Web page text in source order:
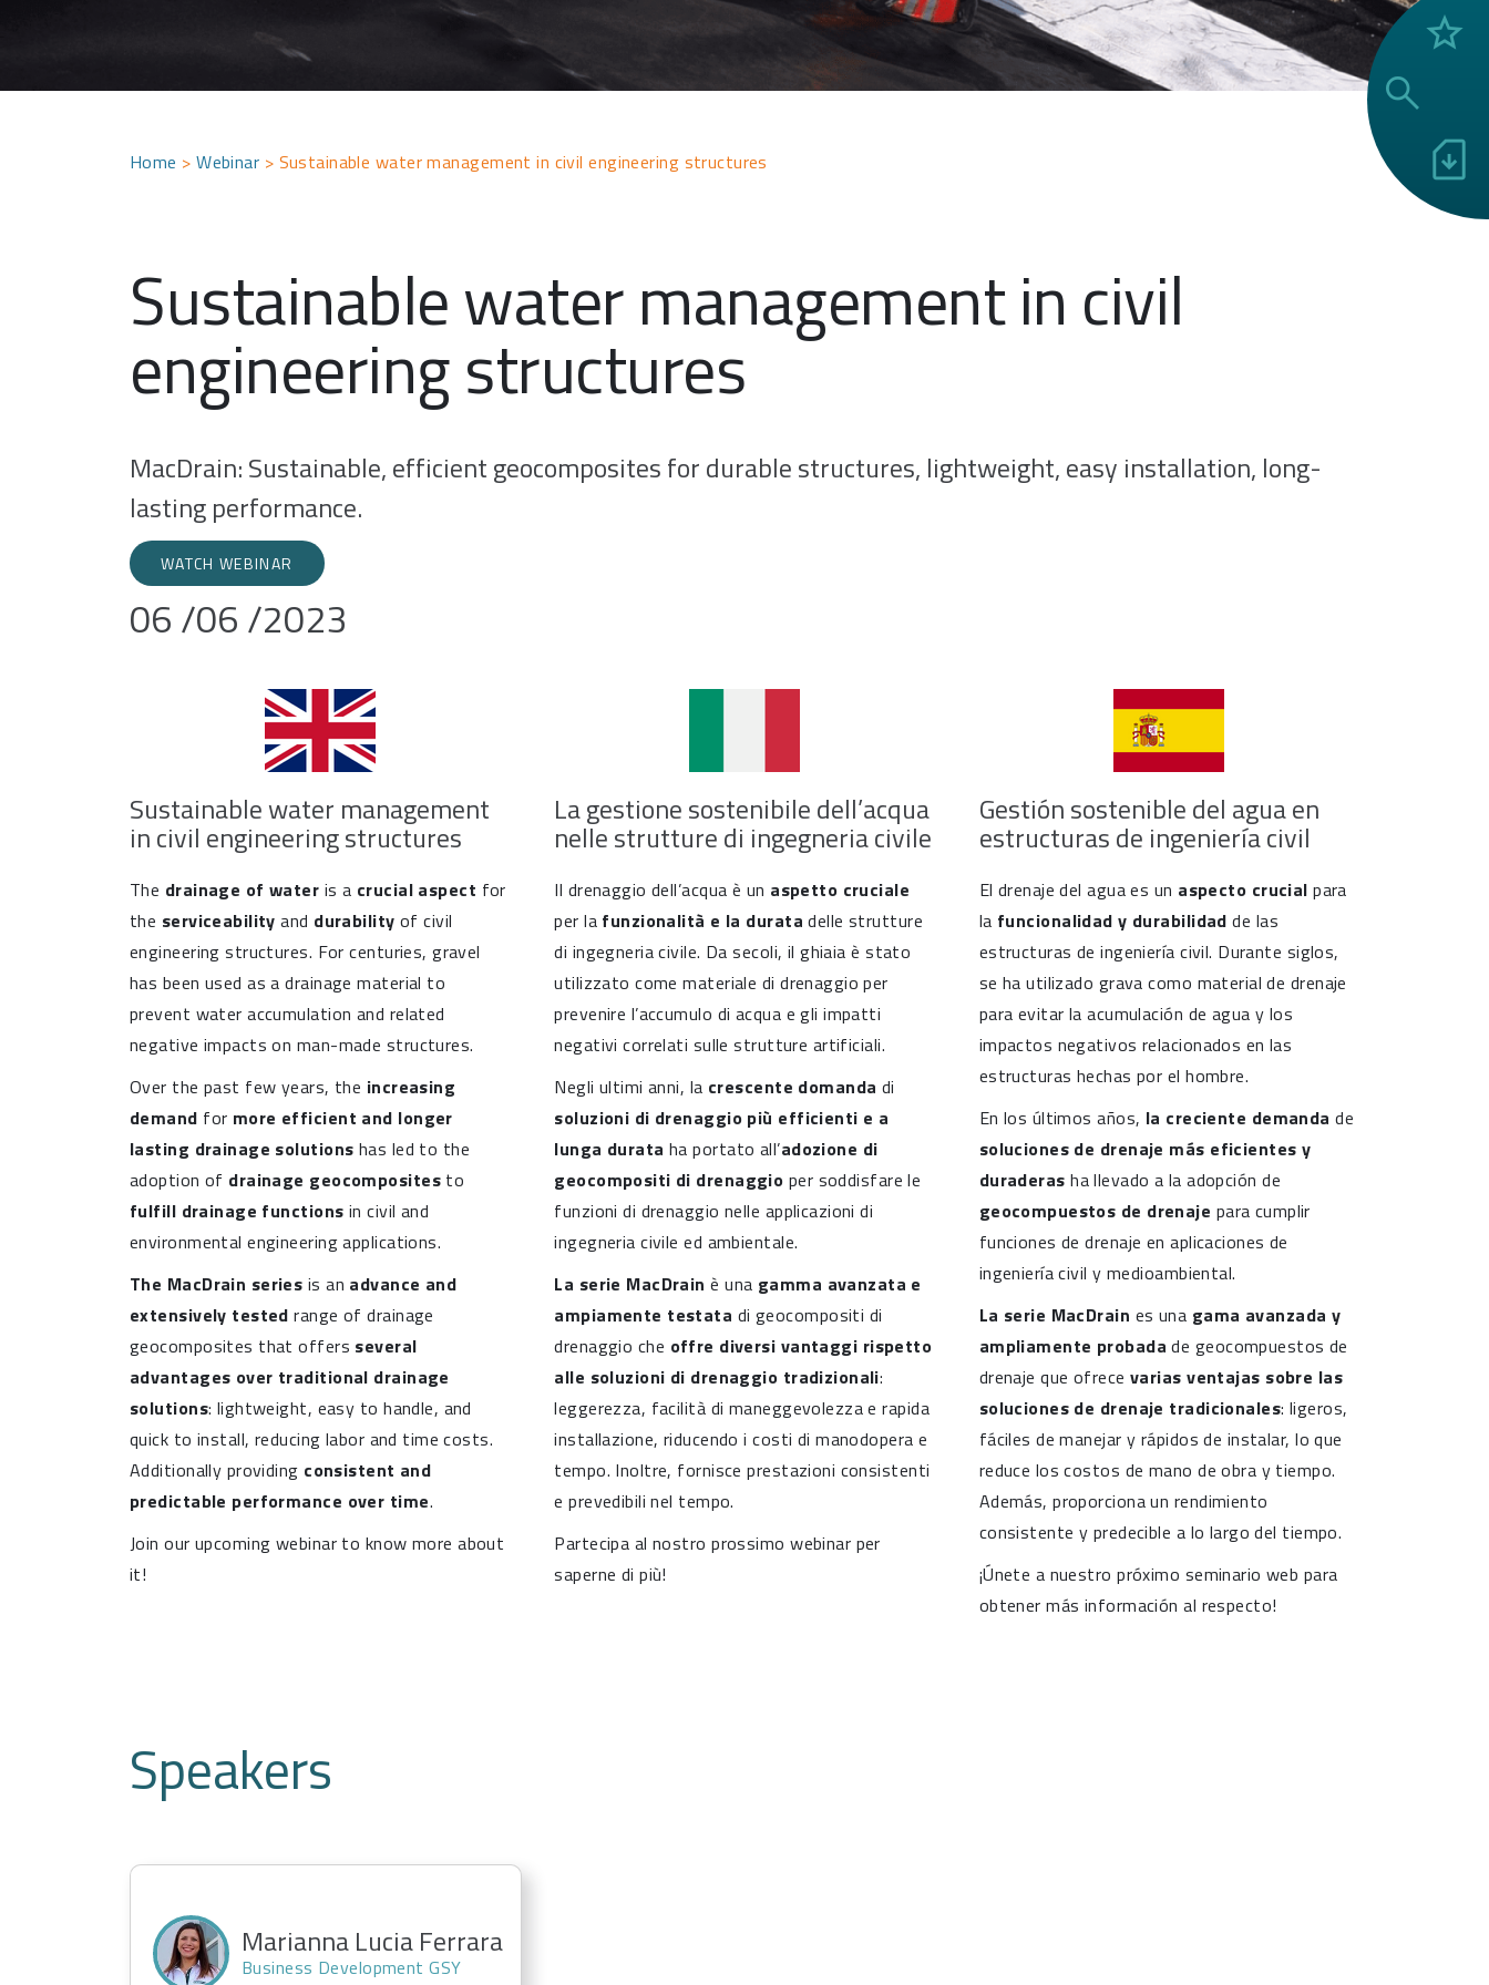
grade
search
sim_card_download
Home >Webinar > Sustainable water management in civil engineering structures
Sustainable water management in civil
engineering structures
MacDrain: Sustainable, efficient geocomposites for durable structures, lightweight, easy installation, long-
lasting performance.
WATCH WEBINAR
06 /06 /2023
Sustainable water management
in civil engineering structures
The drainage of water is a crucial aspect for
the serviceability and durability of civil
engineering structures. For centuries, gravel
has been used as a drainage material to
prevent water accumulation and related
negative impacts on man-made structures.
Over the past few years, the increasing
demand for more efficient and longer
lasting drainage solutions has led to the
adoption of drainage geocompositesto
fulfill drainage functions in civil and
environmental engineering applications.
The MacDrain series is an advance and
extensively testedrange of drainage
geocomposites that offers several
advantages over traditional drainage
solutions: lightweight, easy to handle, and
quick to install, reducing labor and time costs.
Additionally providing consistent and
predictable performance over time.
Join our upcoming webinar to know more about
it!
La gestione sostenibile dell’acqua
nelle strutture di ingegneria civile
Il drenaggio dell’acqua è un aspetto cruciale
per lafunzionalità e la durata delle strutture
di ingegneria civile. Da secoli, il ghiaia è stato
utilizzato come materiale di drenaggio per
prevenire l’accumulo di acqua e gli impatti
negativi correlati sulle strutture artificiali.
Negli ultimi anni, la crescente domanda di
soluzioni di drenaggio più efficienti e a
lunga durata ha portato all’adozione di
geocompositi di drenaggio per soddisfare le
funzioni di drenaggio nelle applicazioni di
ingegneria civile ed ambientale.
La serie MacDrainè una gamma avanzata e
ampiamente testata di geocompositi di
drenaggio che offre diversi vantaggi rispetto
alle soluzioni di drenaggio tradizionali:
leggerezza, facilità di maneggevolezza e rapida
installazione, riducendo i costi di manodopera e
tempo. Inoltre, fornisce prestazioni consistenti
e prevedibili nel tempo.
Partecipa al nostro prossimo webinar per
saperne di più!
Gestión sostenible del agua en
estructuras de ingeniería civil
El drenaje del agua es un aspecto crucial para
la funcionalidad y durabilidad de las
estructuras de ingeniería civil. Durante siglos,
se ha utilizado grava como material de drenaje
para evitar la acumulación de agua y los
impactos negativos relacionados en las
estructuras hechas por el hombre.
En los últimos años, la creciente demanda de
soluciones de drenaje más eficientes y
duraderasha llevado a la adopción de
geocompuestos de drenaje para cumplir
funciones de drenaje en aplicaciones de
ingeniería civil y medioambiental.
La serie MacDrain es una gama avanzada y
ampliamente probada de geocompuestos de
drenaje que ofrecevarias ventajas sobre las
soluciones de drenaje tradicionales: ligeros,
fáciles de manejar y rápidos de instalar, lo que
reduce los costos de mano de obra y tiempo.
Además, proporciona un rendimiento
consistente y predecible a lo largo del tiempo.
¡Únete a nuestro próximo seminario web para
obtener más información al respecto!
Speakers
Marianna Lucia Ferrara
Business Development GSY